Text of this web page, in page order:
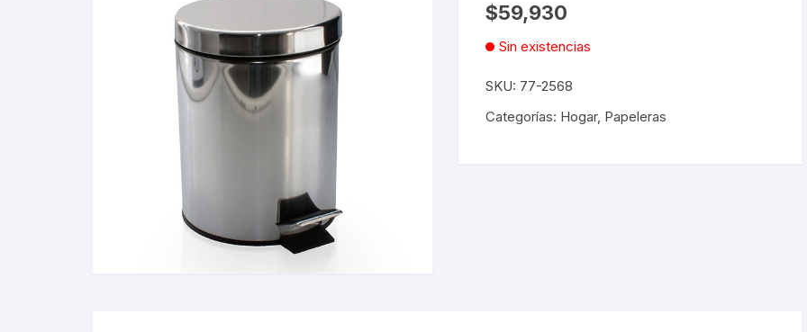
Desechables
Electrodomésticos
$59,930
Sin existencias
SKU: 77-2568
Categorías: Hogar, Papeleras